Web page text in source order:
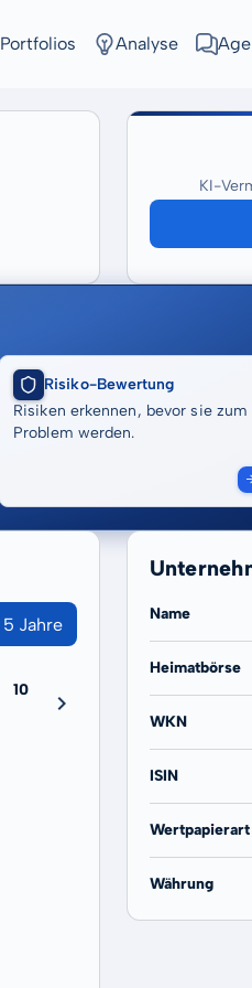
Portfolios Analyse
KI-
Risiko-Bewertung
Risiken erkennen, bevor sie zum
Problem werden.
5 Jahre
10 Jahre
-
Name
Heimatbörse
WKN
ISIN
Wertpapierart
Währung